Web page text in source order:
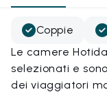
Coppie
Le camere
selezionati e
dei viaggiatori